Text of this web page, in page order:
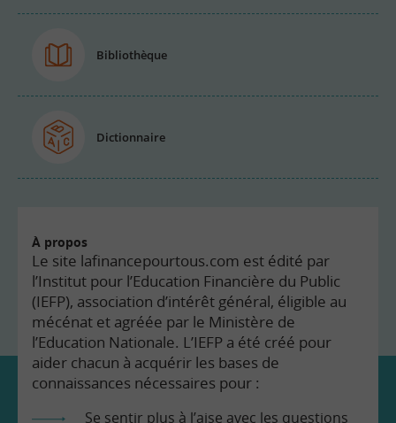
Bibliothèque
Dictionnaire
À propos
Le site lafinancepourtous.com est édité par
l’Institut pour l’Education Financière du Public
(IEFP), association d’intérêt général, éligible au
mécénat et agréée par le Ministère de
l’Education Nationale. L’IEFP a été créé pour
aider chacun à acquérir les bases de
connaissances nécessaires pour :
Se sentir plus à l’aise avec les questions